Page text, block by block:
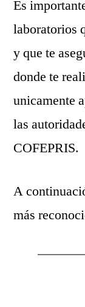
Es
laboratorios
y que te
donde te
unicamente
las
COFEPRIS.
A
más